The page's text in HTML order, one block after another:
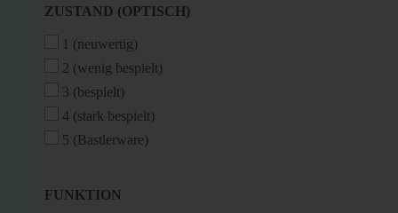
ZUSTAND
ZUSTAND (OPTISCH)
1 (neuwertig)
2 (wenig bespielt)
3 (bespielt)
4 (stark bespielt)
5 (Bastlerware)
FUNKTION
FUNKTION